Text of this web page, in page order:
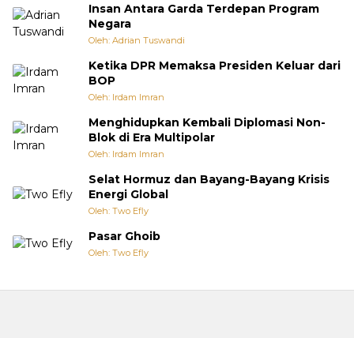
Insan Antara Garda Terdepan Program
Negara
Oleh: Adrian Tuswandi
Ketika DPR Memaksa Presiden Keluar dari
BOP
Oleh: Irdam Imran
Menghidupkan Kembali Diplomasi Non-
Blok di Era Multipolar
Oleh: Irdam Imran
Selat Hormuz dan Bayang-Bayang Krisis
Energi Global
Oleh: Two Efly
Pasar Ghoib
Oleh: Two Efly